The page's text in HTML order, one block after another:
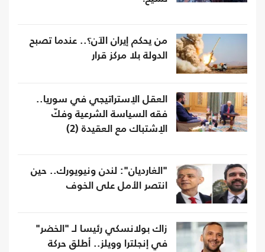
من يحكم إيران الآن؟.. عندما تصبح
الدولة بلا مركز قرار
العقل الاِستراتيجي في سوريا..
فقه السياسة الشرعية وفكّ
الاِشتباك مع العقيدة (2)
"الغارديان": لندن ونيويورك.. حين
انتصر الأمل على الخوف
زاك بولانسكي رئيسا لـ "الخضر"
في إنجلترا وويلز.. أطلق حركة